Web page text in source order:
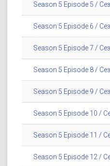
Season 5 Episode 5 /
Season 5 Episode 6 /
Season 5 Episode 7 /
Season 5 Episode 8 /
Season 5 Episode 9 /
Season 5 Episode 10 /
Season 5 Episode 11 /
Season 5 Episode 12 /